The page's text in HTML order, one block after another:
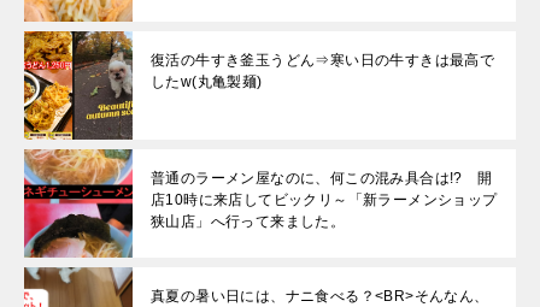
復活の牛すき釜玉うどん⇒寒い日の牛すきは最高で
したw(丸亀製麺)
普通のラーメン屋なのに、何この混み具合は!? 開
店10時に来店してビックリ～「新ラーメンショップ
狭山店」へ行って来ました。
真夏の暑い日には、ナニ食べる？<BR>そんなん、